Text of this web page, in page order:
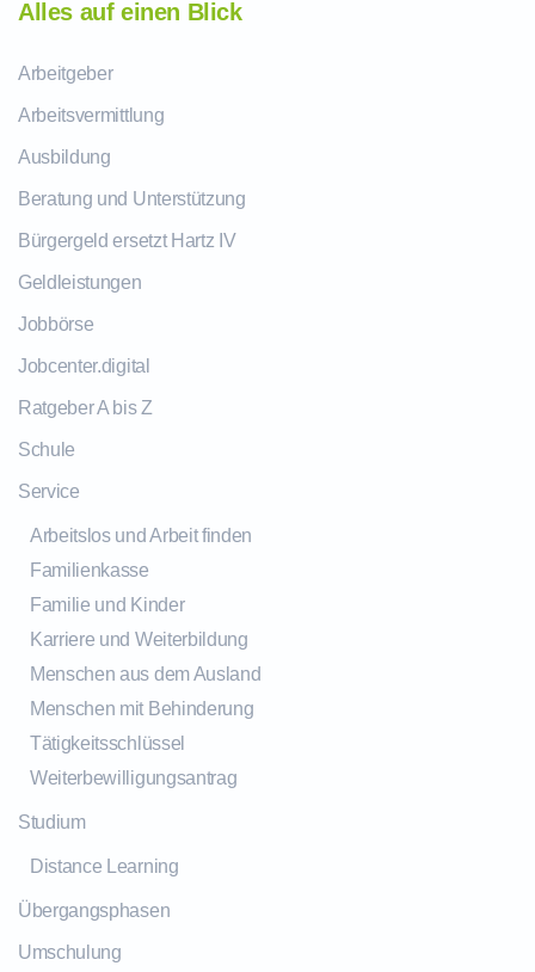
Alles auf einen Blick
Arbeitgeber
Arbeitsvermittlung
Ausbildung
Beratung und Unterstützung
Bürgergeld ersetzt Hartz IV
Geldleistungen
Jobbörse
Jobcenter.digital
Ratgeber A bis Z
Schule
Service
Arbeitslos und Arbeit finden
Familienkasse
Familie und Kinder
Karriere und Weiterbildung
Menschen aus dem Ausland
Menschen mit Behinderung
Tätigkeitsschlüssel
Weiterbewilligungsantrag
Studium
Distance Learning
Übergangsphasen
Umschulung